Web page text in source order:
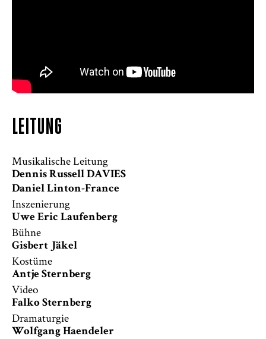
LEITUNG
Musikalische Leitung
Dennis Russell DAVIES
Daniel Linton-France
Inszenierung
Uwe Eric Laufenberg
Bühne
Gisbert Jäkel
Kostüme
Antje Sternberg
Video
Falko Sternberg
Dramaturgie
Wolfgang Haendeler